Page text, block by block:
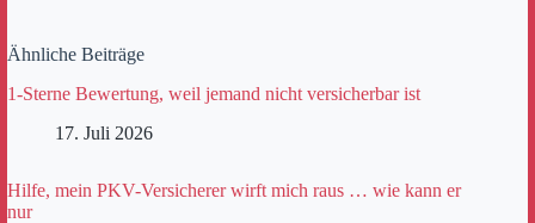
Ähnliche Beiträge
1-Sterne Bewertung, weil jemand nicht versicherbar ist
17. Juli 2026
Hilfe, mein PKV-Versicherer wirft mich raus … wie kann er
nur